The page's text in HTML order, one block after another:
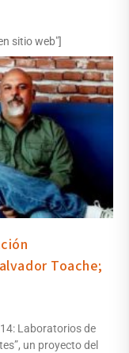
sitio web"]
Toache;
Laboratorios de
un proyecto del